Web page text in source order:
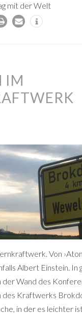
mit der Welt
IM
Von
Albert Einstein. In
Wand des
des Kraftwerks
in der es leichter